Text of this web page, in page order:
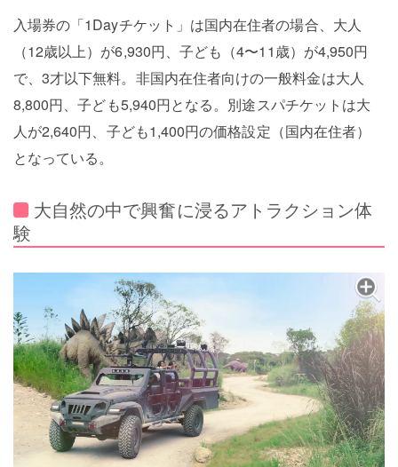
入場券の「1Dayチケット」は国内在住者の場合、大人
（12歳以上）が6,930円、子ども（4〜11歳）が4,950円
で、3才以下無料。非国内在住者向けの一般料金は大人
8,800円、子ども5,940円となる。別途スパチケットは大
人が2,640円、子ども1,400円の価格設定（国内在住者）
となっている。
大自然の中で興奮に浸るアトラクション体
験